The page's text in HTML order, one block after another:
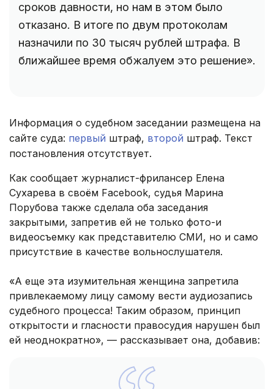
сроков давности, но нам в этом было
отказано. В итоге по двум протоколам
назначили по 30 тысяч рублей штрафа. В
ближайшее время обжалуем это решение».
Информация о судебном заседании размещена на
сайте суда: первый штраф, второй штраф. Текст
постановления отсутствует.
Как сообщает журналист-фрилансер Елена
Сухарева в своём Facebook, судья Марина
Порубова также сделала оба заседания
закрытыми, запретив ей не только фото-и
видеосъемку как представителю СМИ, но и само
присутствие в качестве вольнослушателя.
«А еще эта изумительная женщина запретила
привлекаемому лицу самому вести аудиозапись
судебного процесса! Таким образом, принцип
открытости и гласности правосудия нарушен был
ей неоднократно», — рассказывает она, добавив: